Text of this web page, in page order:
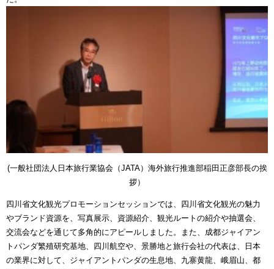
(一般社団法人日本旅行業協会（JATA）海外旅行推進部稲田正彦部長の挨
拶）
四川省文化観光プロモーションセッションでは、四川省文化観光の魅力
やブランド資源を、写真展示、資源紹介、観光ルートの紹介や抽選会、
交流会などを通じて多角的にアピールしました。また、成都ジャイアン
トパンダ繁殖研究基地、四川航空や、景勝地と旅行会社の代表は、日本
の業界に対して、ジャイアントパンダの生息地、九寨黄龍、峨眉山、都